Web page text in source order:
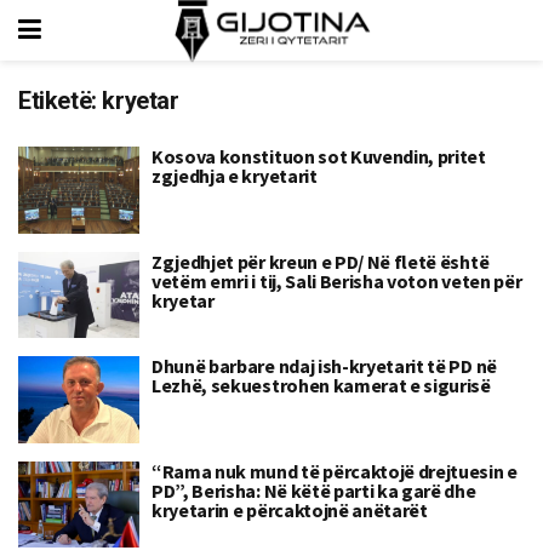
Etiketë: kryetar
Kosova konstituon sot Kuvendin, pritet
zgjedhja e kryetarit
Zgjedhjet për kreun e PD/ Në fletë është
vetëm emri i tij, Sali Berisha voton veten për
kryetar
Dhunë barbare ndaj ish-kryetarit të PD në
Lezhë, sekuestrohen kamerat e sigurisë
“Rama nuk mund të përcaktojë drejtuesin e
PD”, Berisha: Në këtë parti ka garë dhe
kryetarin e përcaktojnë anëtarët